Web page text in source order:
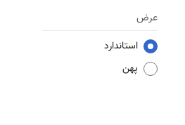
عرض
استاندارد
پهن